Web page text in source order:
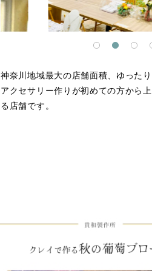
神奈川地域最大の店舗面積、ゆった
アクセサリー作りが初めての方から
る店舗です。